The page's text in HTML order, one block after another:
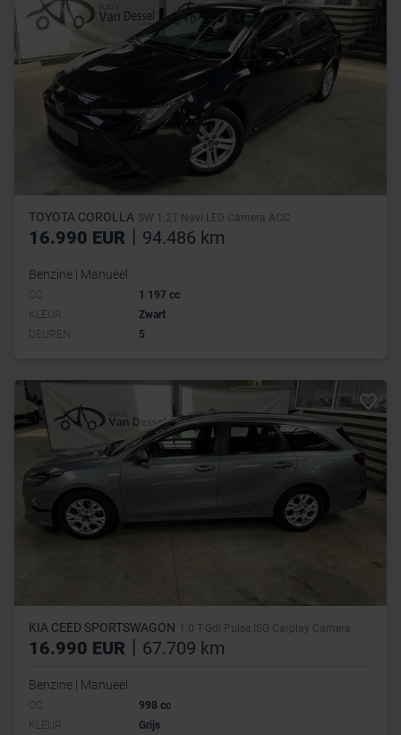
TOYOTA COROLLA SW 1.2T Navi LED Camera ACC
16.990 EUR | 94.486 km
Benzine | Manueel
CC
1 197 cc
KLEUR
Zwart
DEUREN
5
KIA CEED SPORTSWAGON 1.0 T-Gdi Pulse ISG Carplay Camera
16.990 EUR | 67.709 km
Benzine | Manueel
CC
998 cc
KLEUR
Grijs